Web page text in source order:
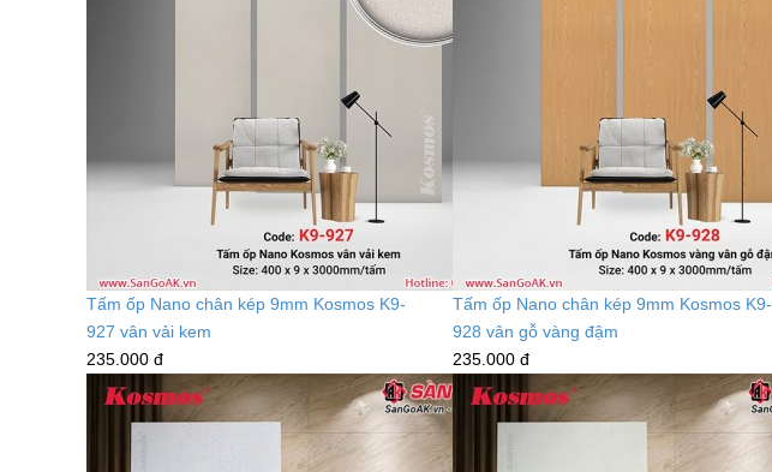
Tấm ốp Nano chân kép 9mm Kosmos K9-
927 vân vải kem
235.000 đ
Tấm ốp Nano chân kép 9mm Kosmos K9-
928 vân gỗ vàng đậm
235.000 đ